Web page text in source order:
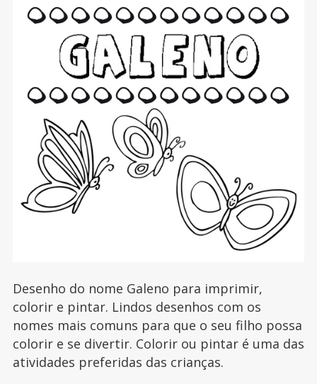
Desenho do nome Galeno para imprimir,
colorir e pintar. Lindos desenhos com os
nomes mais comuns para que o seu filho possa
colorir e se divertir. Colorir ou pintar é uma das
atividades preferidas das crianças.